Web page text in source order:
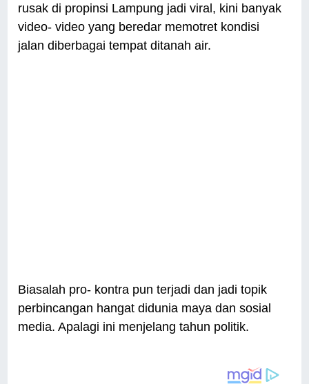
rusak di propinsi Lampung jadi viral, kini banyak
video- video yang beredar memotret kondisi
jalan diberbagai tempat ditanah air.
Biasalah pro- kontra pun terjadi dan jadi topik
perbincangan hangat didunia maya dan sosial
media. Apalagi ini menjelang tahun politik.